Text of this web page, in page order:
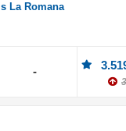
La Romana
-